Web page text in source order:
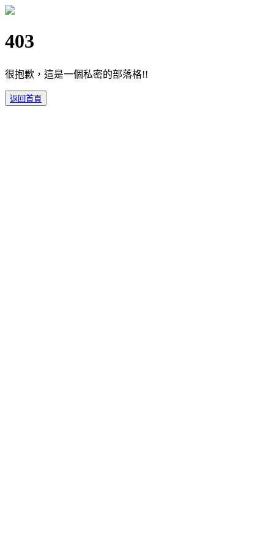
403
很抱歉，這是一個私密的部落格!!
返回首頁